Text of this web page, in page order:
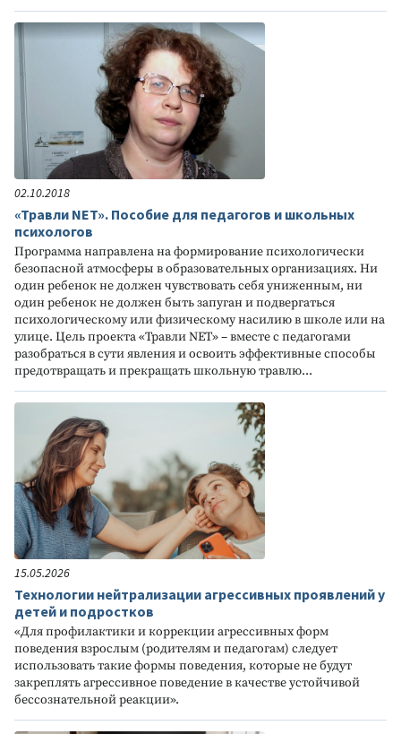
02.10.2018
«Травли NET». Пособие для педагогов и школьных
психологов
Программа направлена на формирование психологически
безопасной атмосферы в образовательных организациях. Ни
один ребенок не должен чувствовать себя униженным, ни
один ребенок не должен быть запуган и подвергаться
психологическому или физическому насилию в школе или на
улице. Цель проекта «Травли NET» – вместе с педагогами
разобраться в сути явления и освоить эффективные способы
предотвращать и прекращать школьную травлю...
15.05.2026
Технологии нейтрализации агрессивных проявлений у
детей и подростков
«Для профилактики и коррекции агрессивных форм
поведения взрослым (родителям и педагогам) следует
использовать такие формы поведения, которые не будут
закреплять агрессивное поведение в качестве устойчивой
бессознательной реакции».